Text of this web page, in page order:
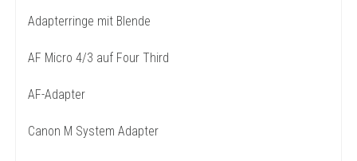
Adapterringe mit Blende
AF Micro 4/3 auf Four Third
AF-Adapter
Canon M System Adapter